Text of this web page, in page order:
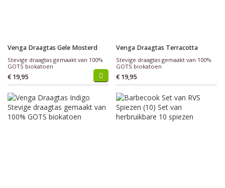
Venga Draagtas Gele Mosterd
Stevige draagtas gemaakt van 100%
GOTS biokatoen
€ 19,95
Venga Draagtas Terracotta
Stevige draagtas gemaakt van 100%
GOTS biokatoen
€ 19,95